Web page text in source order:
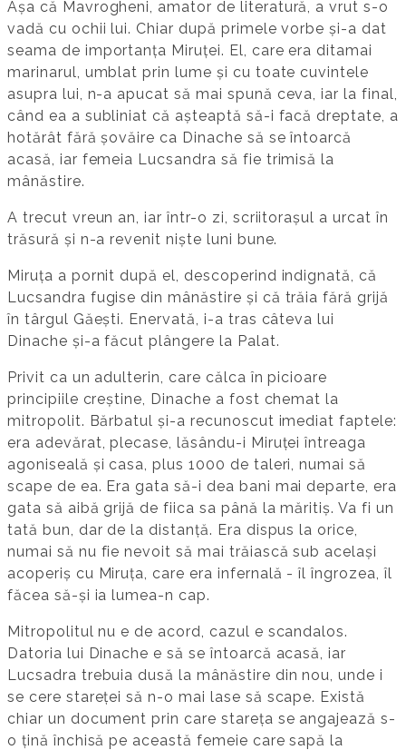
Așa că Mavrogheni, amator de literatură, a vrut s-o
vadă cu ochii lui. Chiar după primele vorbe și-a dat
seama de importanța Miruței. El, care era ditamai
marinarul, umblat prin lume și cu toate cuvintele
asupra lui, n-a apucat să mai spună ceva, iar la final,
când ea a subliniat că așteaptă să-i facă dreptate, a
hotărât fără șovăire ca Dinache să se întoarcă
acasă, iar femeia Lucsandra să fie trimisă la
mânăstire.
A trecut vreun an, iar într-o zi, scriitorașul a urcat în
trăsură și n-a revenit niște luni bune.
Miruța a pornit după el, descoperind indignată, că
Lucsandra fugise din mânăstire și că trăia fără grijă
în târgul Găești. Enervată, i-a tras câteva lui
Dinache și-a făcut plângere la Palat.
Privit ca un adulterin, care călca în picioare
principiile creștine, Dinache a fost chemat la
mitropolit. Bărbatul și-a recunoscut imediat faptele:
era adevărat, plecase, lăsându-i Miruței întreaga
agoniseală și casa, plus 1000 de taleri, numai să
scape de ea. Era gata să-i dea bani mai departe, era
gata să aibă grijă de fiica sa până la măritiș. Va fi un
tată bun, dar de la distanță. Era dispus la orice,
numai să nu fie nevoit să mai trăiască sub același
acoperiș cu Miruța, care era infernală - îl îngrozea, îl
făcea să-și ia lumea-n cap.
Mitropolitul nu e de acord, cazul e scandalos.
Datoria lui Dinache e să se întoarcă acasă, iar
Lucsadra trebuia dusă la mânăstire din nou, unde i
se cere stareței să n-o mai lase să scape. Există
chiar un document prin care stareța se angajează s-
o țină închisă pe această femeie care sapă la